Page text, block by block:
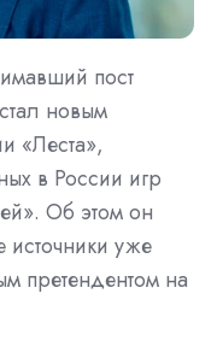
пост
новым
«Леста»,
в России игр
Об этом он
уже
претендентом на